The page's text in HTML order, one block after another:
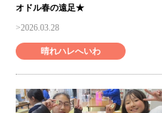
オドル春の遠足★
2026.03.28
晴れハレへいわ